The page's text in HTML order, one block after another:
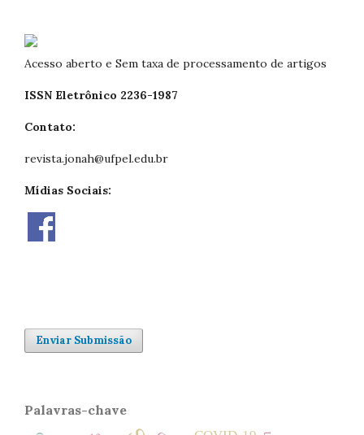
Acesso aberto e Sem taxa de processamento de artigos
ISSN Eletrônico 2236-1987
Contato:
revista.jonah@ufpel.edu.br
Mídias Sociais:
Enviar Submissão
Palavras-chave